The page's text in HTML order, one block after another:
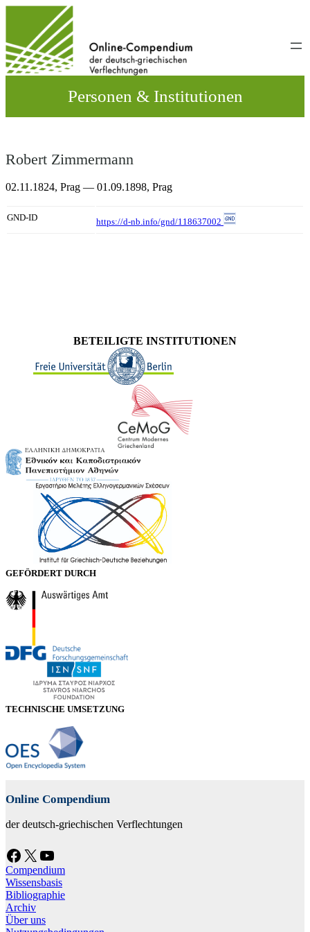
wechseln
Personen & Institutionen
Robert Zimmermann
02.11.1824, Prag — 01.09.1898, Prag
GND-ID https://d-nb.info/gnd/118637002
BETEILIGTE INSTITUTIONEN
GEFÖRDERT DURCH
TECHNISCHE UMSETZUNG
Online Compendium
der deutsch-griechischen Verflechtungen
Facebook X YouTube
Compendium
Wissensbasis
Bibliographie
Archiv
Über uns